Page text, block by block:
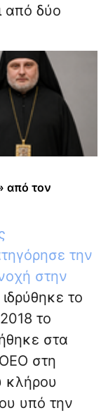
από δύο
από τον
την
στην
το
το
στα
ΟΕΟ στη
κλήρου
υπό την